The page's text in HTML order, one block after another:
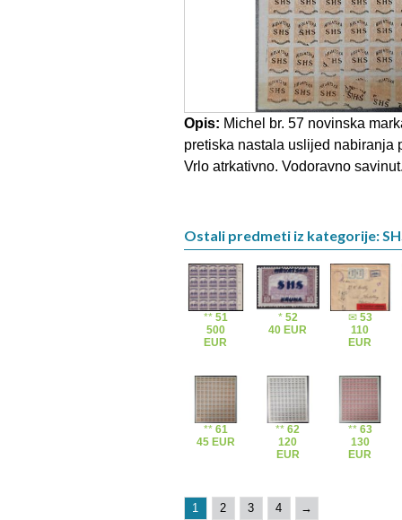
Opis: Michel br. 57 novinska
pretiska nastala uslijed nabiranja
Vrlo atrkativno. Vodoravno
Ostali predmeti iz kategorije:
** 51
500
EUR
* 52
40 EUR
✉ 53
110
EUR
** 61
45 EUR
**62
120
EUR
** 63
130
EUR
1 2 3 4 →